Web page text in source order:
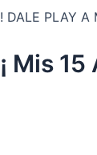
! DALE PLAY A
¡ Mis 15